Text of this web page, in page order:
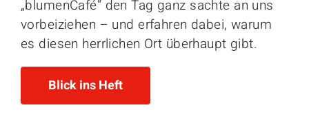
„blumenCafé“ den Tag ganz sachte an uns
vorbeiziehen – und erfahren dabei, warum
es diesen herrlichen Ort überhaupt gibt.
Blick ins Heft